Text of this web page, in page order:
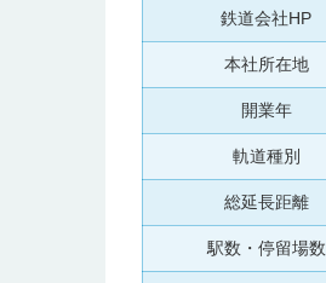
鉄道会社HP
本社所在地
開業年
軌道種別
総延長距離
駅数・停留場数